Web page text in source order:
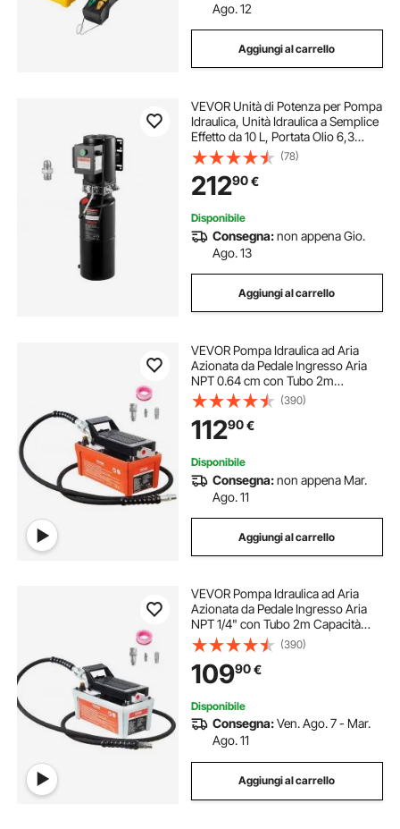
Ago. 12
Aggiungi al carrello
VEVOR Unità di Potenza per Pompa
Idraulica, Unità Idraulica a Semplice
Effetto da 10 L, Portata Olio 6,3
L/min, Pressione di Scarico
Massima 22 MPa per Autocarri con
Cassone Ribaltabile, Nero
(78)
21290€
Disponibile
Consegna:non appena Gio.
Ago. 13
Aggiungi al carrello
VEVOR Pompa Idraulica ad Aria
Azionata da Pedale Ingresso Aria
NPT 0.64 cm con Tubo 2m
Capacità dell'Olio 1,6L, Pompa
Pneumatica a Pedale Pressione
Max. 10000 PSI con Tubo 2m
Capienza del Serbatoio 1,6L
(390)
11290€
Disponibile
Consegna:non appena Mar.
Ago. 11
Aggiungi al carrello
VEVOR Pompa Idraulica ad Aria
Azionata da Pedale Ingresso Aria
NPT 1/4" con Tubo 2m Capacità
dell'Olio 1,6L, Pompa Pneumatica a
Pedale Pressione Max. 10000 PSI
con Tubo 2m Capienza del
Serbatoio 1,6L
(390)
10990€
Disponibile
Consegna:Ven. Ago. 7 - Mar.
Ago. 11
Aggiungi al carrello